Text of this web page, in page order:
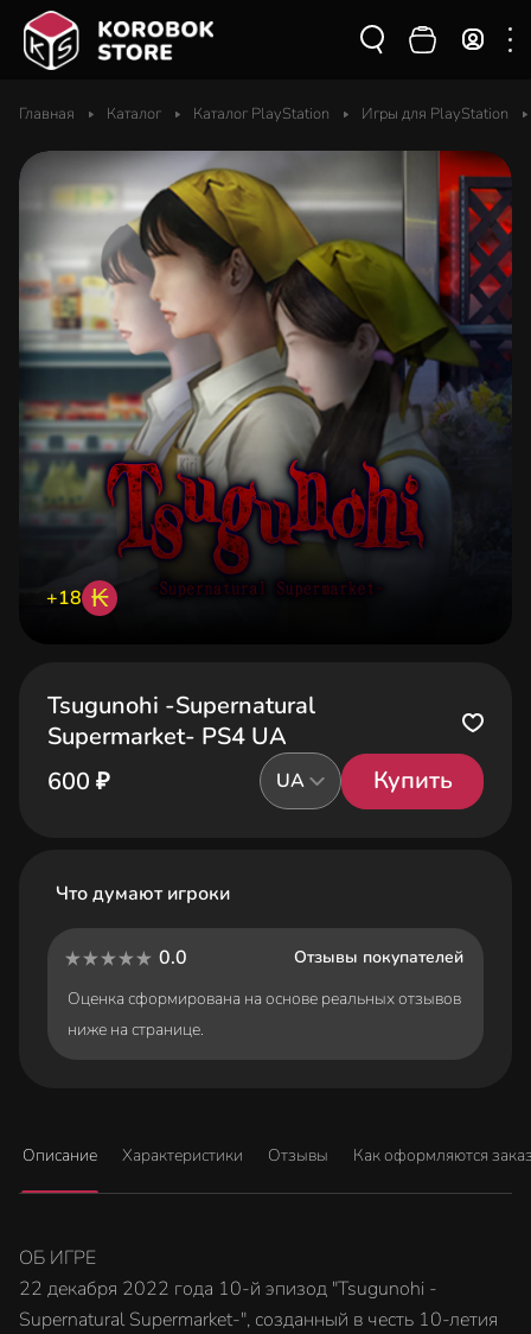
Главная Каталог Каталог PlayStation Игры для PlayStation
+18 ₭
Tsugunohi -Supernatural
Supermarket- PS4 UA
600 ₽
UA Купить
Что думают игроки
0.0
Отзывы покупателей
Оценка сформирована на основе реальных отзывов
ниже на странице.
Описание Характеристики Отзывы Как оформляются
ОБ ИГРЕ
22 декабря 2022 года 10-й эпизод "Tsugunohi -
Supernatural Supermarket-", созданный в честь 10-летия